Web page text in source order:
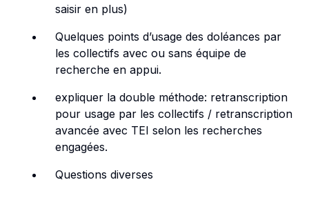
saisir en plus)
Quelques points d’usage des doléances par
les collectifs avec ou sans équipe de
recherche en appui.
expliquer la double méthode: retranscription
pour usage par les collectifs / retranscription
avancée avec TEI selon les recherches
engagées.
Questions diverses